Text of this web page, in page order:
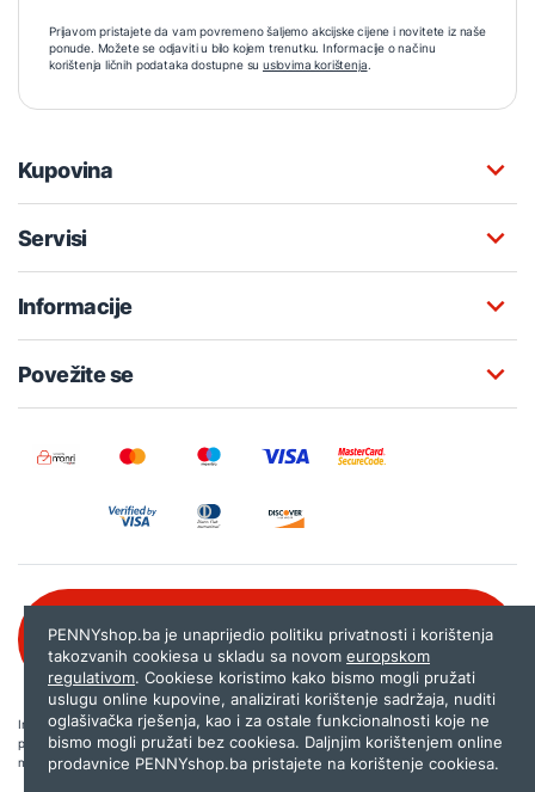
Prijavom pristajete da vam povremeno šaljemo akcijske cijene i novitete iz naše
ponude. Možete se odjaviti u bilo kojem trenutku. Informacije o načinu
korištenja ličnih podataka dostupne su uslovima korištenja.
Kupovina
Servisi
Informacije
Povežite se
080 020 261
Internet trgovina PENNYshop.ba nastoji objavljivati samo provjerene i pravilne
podatke. Ako na našoj stranici otkrijete neistinite, odnosno neadekvatne informacije,
molimo vas da nam to javite nashop@pennyplus.com .
PENNYshop.ba je unaprijedio politiku privatnosti i korištenja
takozvanih cookiesa u skladu sa novom europskom
regulativom. Cookiese koristimo kako bismo mogli pružati
uslugu online kupovine, analizirati korištenje sadržaja, nuditi
oglašivačka rješenja, kao i za ostale funkcionalnosti koje ne
bismo mogli pružati bez cookiesa. Daljnjim korištenjem online
prodavnice PENNYshop.ba pristajete na korištenje cookiesa.